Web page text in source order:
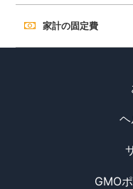
家計の固定費
GMO